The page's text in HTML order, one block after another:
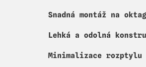
Snadná montáž na
Lehká a odolná
Minimalizace rozptylu